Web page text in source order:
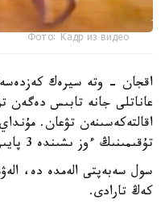
Фото: Кадр из видео
اقجان - وتە سيرەك
عاناتلى جانە تابىس دەگەن
اقالتەكەسىنەن تۋعان.
تۇقىمىنىڭ ءوز ىشىندە 3 پايىزعا جەتپەيدى.
سول سەبەپتى الەمدە دە،
كەڭ تارادى.